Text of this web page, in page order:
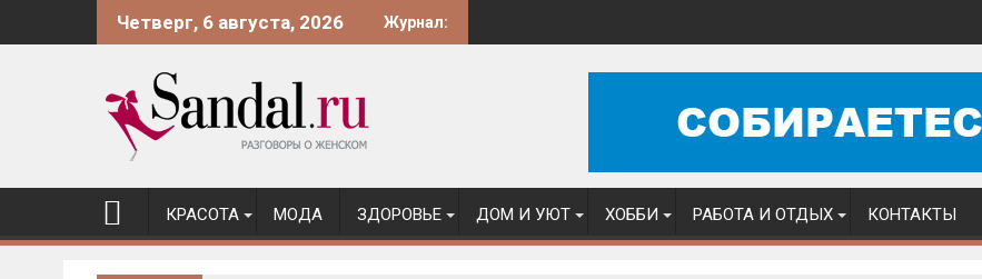
Четверг, 6 августа, 2026 Журнал:
КРАСОТА МОДА ЗДОРОВЬЕ ДОМ И УЮТ ХОББИ РАБОТА И ОТДЫХ КОНТАКТЫ